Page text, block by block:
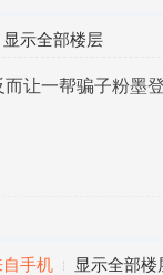
显示全部楼层
让一帮骗子粉墨
自手机 显示全部楼